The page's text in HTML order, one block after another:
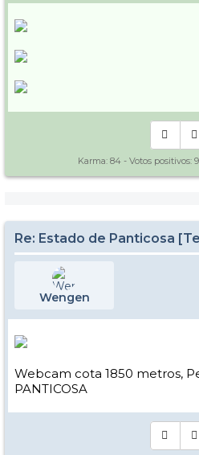
Karma: 84 - Votos positivos: 9
Re: Estado de Panticosa
Wengen
Webcam cota 1850 metros,
PANTICOSA